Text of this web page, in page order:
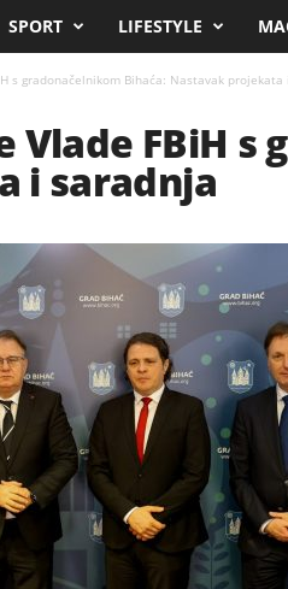
SPORT LIFESTYLE
s gradonačelnikom Bihaća: Nastavak projekata
Vlade FBiH s
i saradnja